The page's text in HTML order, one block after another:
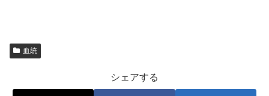
血統
シェアする